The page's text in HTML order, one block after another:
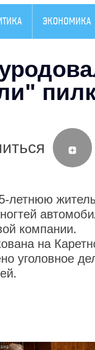
ЭКОНОМИКА
компании.
на
уголовное